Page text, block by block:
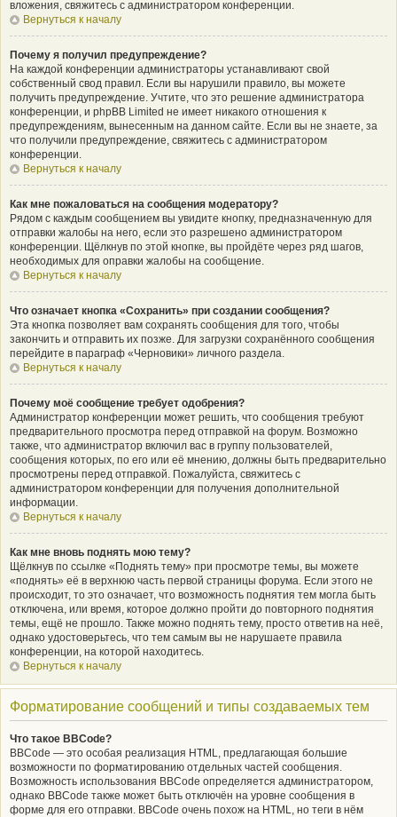
вложения, свяжитесь с администратором конференции.
Вернуться к началу
Почему я получил предупреждение?
На каждой конференции администраторы устанавливают свой
собственный свод правил. Если вы нарушили правило, вы можете
получить предупреждение. Учтите, что это решение администратора
конференции, и phpBB Limited не имеет никакого отношения к
предупреждениям, вынесенным на данном сайте. Если вы не знаете, за
что получили предупреждение, свяжитесь с администратором
конференции.
Вернуться к началу
Как мне пожаловаться на сообщения модератору?
Рядом с каждым сообщением вы увидите кнопку, предназначенную для
отправки жалобы на него, если это разрешено администратором
конференции. Щёлкнув по этой кнопке, вы пройдёте через ряд шагов,
необходимых для оправки жалобы на сообщение.
Вернуться к началу
Что означает кнопка «Сохранить» при создании сообщения?
Эта кнопка позволяет вам сохранять сообщения для того, чтобы
закончить и отправить их позже. Для загрузки сохранённого сообщения
перейдите в параграф «Черновики» личного раздела.
Вернуться к началу
Почему моё сообщение требует одобрения?
Администратор конференции может решить, что сообщения требуют
предварительного просмотра перед отправкой на форум. Возможно
также, что администратор включил вас в группу пользователей,
сообщения которых, по его или её мнению, должны быть предварительно
просмотрены перед отправкой. Пожалуйста, свяжитесь с
администратором конференции для получения дополнительной
информации.
Вернуться к началу
Как мне вновь поднять мою тему?
Щёлкнув по ссылке «Поднять тему» при просмотре темы, вы можете
«поднять» её в верхнюю часть первой страницы форума. Если этого не
происходит, то это означает, что возможность поднятия тем могла быть
отключена, или время, которое должно пройти до повторного поднятия
темы, ещё не прошло. Также можно поднять тему, просто ответив на неё,
однако удостоверьтесь, что тем самым вы не нарушаете правила
конференции, на которой находитесь.
Вернуться к началу
Форматирование сообщений и типы создаваемых тем
Что такое BBCode?
BBCode — это особая реализация HTML, предлагающая большие
возможности по форматированию отдельных частей сообщения.
Возможность использования BBCode определяется администратором,
однако BBCode также может быть отключён на уровне сообщения в
форме для его отправки. BBCode очень похож на HTML, но теги в нём